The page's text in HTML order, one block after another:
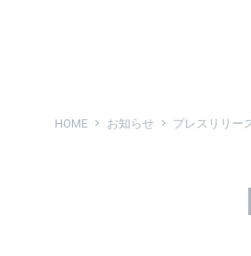
HOME お知らせ プレスリリー